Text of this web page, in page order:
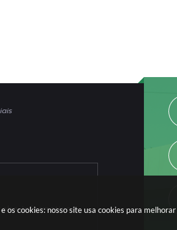
os cookies: nosso site usa cookies para
Informativos